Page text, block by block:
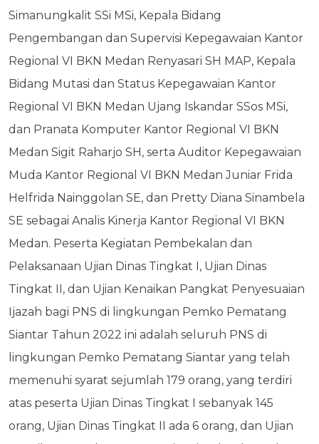
Simanungkalit SSi MSi, Kepala Bidang
Pengembangan dan Supervisi Kepegawaian Kantor
Regional VI BKN Medan Renyasari SH MAP, Kepala
Bidang Mutasi dan Status Kepegawaian Kantor
Regional VI BKN Medan Ujang Iskandar SSos MSi,
dan Pranata Komputer Kantor Regional VI BKN
Medan Sigit Raharjo SH, serta Auditor Kepegawaian
Muda Kantor Regional VI BKN Medan Juniar Frida
Helfrida Nainggolan SE, dan Pretty Diana Sinambela
SE sebagai Analis Kinerja Kantor Regional VI BKN
Medan. Peserta Kegiatan Pembekalan dan
Pelaksanaan Ujian Dinas Tingkat I, Ujian Dinas
Tingkat II, dan Ujian Kenaikan Pangkat Penyesuaian
Ijazah bagi PNS di lingkungan Pemko Pematang
Siantar Tahun 2022 ini adalah seluruh PNS di
lingkungan Pemko Pematang Siantar yang telah
memenuhi syarat sejumlah 179 orang, yang terdiri
atas peserta Ujian Dinas Tingkat I sebanyak 145
orang, Ujian Dinas Tingkat II ada 6 orang, dan Ujian